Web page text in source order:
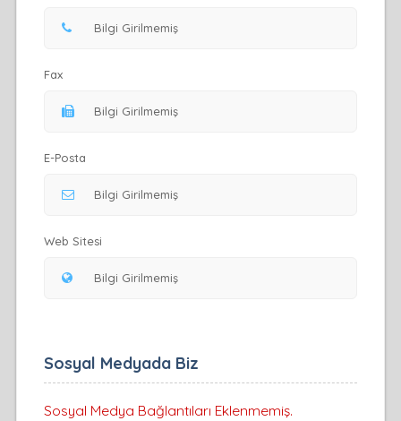
Fax
E-Posta
Web Sitesi
Sosyal Medyada Biz
Sosyal Medya Bağlantıları Eklenmemiş.